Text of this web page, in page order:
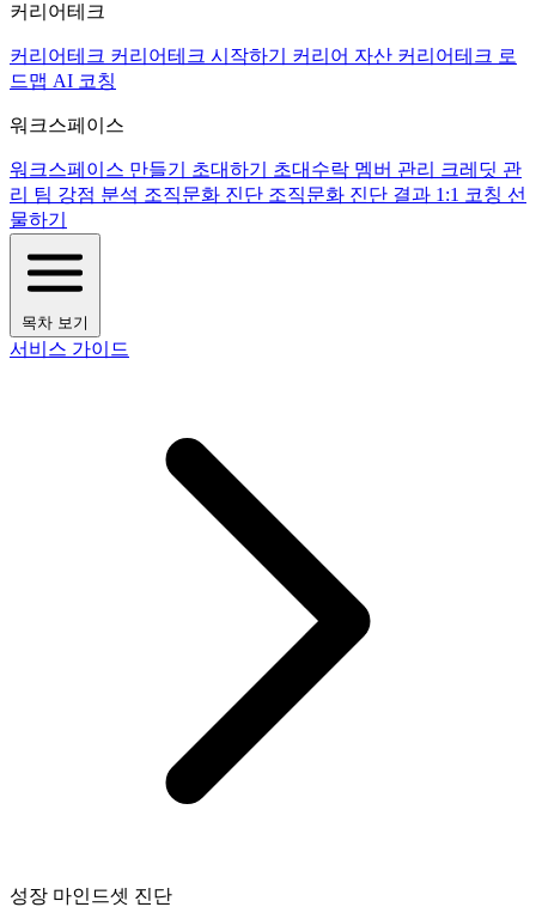
커리어테크
커리어테크 커리어테크 시작하기 커리어 자산 커리어테크 로
드맵 AI 코칭
워크스페이스
워크스페이스 만들기 초대하기 초대수락 멤버 관리
크레딧 관
리 팀 강점 분석 조직문화 진단 조직문화 진단 결과 1:1 코칭 선
물하기
목차 보기
서비스 가이드
성장 마인드셋 진단